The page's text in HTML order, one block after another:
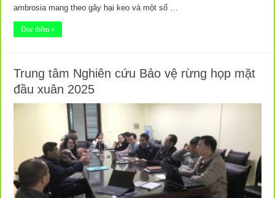
ambrosia mang theo gây hại keo và một số …
Đọc thêm »
Trung tâm Nghiên cứu Bảo vệ rừng họp mặt
đầu xuân 2025